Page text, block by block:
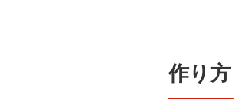
作り方